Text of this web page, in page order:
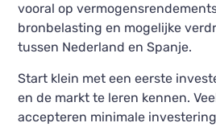
vooral op
bronbelasting en mogelijke
tussen Nederland en Spanje.
Start klein met een eerste
en de markt te leren kennen.
accepteren minimale